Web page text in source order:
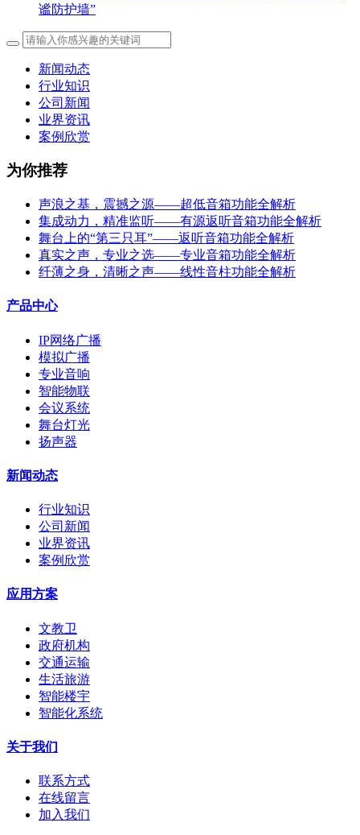
谧防护墙”
新闻动态
行业知识
公司新闻
业界资讯
案例欣赏
为你推荐
声浪之基，震撼之源——超低音箱功能全解析
集成动力，精准监听——有源返听音箱功能全解析
舞台上的“第三只耳”——返听音箱功能全解析
真实之声，专业之选——专业音箱功能全解析
纤薄之身，清晰之声——线性音柱功能全解析
产品中心
IP网络广播
模拟广播
专业音响
智能物联
会议系统
舞台灯光
扬声器
新闻动态
行业知识
公司新闻
业界资讯
案例欣赏
应用方案
文教卫
政府机构
交通运输
生活旅游
智能楼宇
智能化系统
关于我们
联系方式
在线留言
加入我们